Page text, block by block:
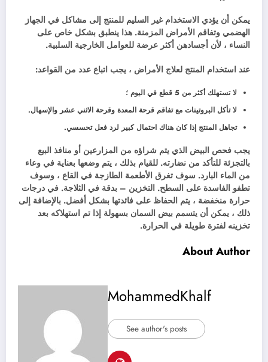
يمكن أن يؤدي الاستخدام غير السليم للمنتج إلى مشاكل في الجهاز
الهضمي وتفاقم الأمراض المزمنة. هذا ينطبق بشكل خاص على
النساء ، لأن أجسادهن أكثر عرضة للعوامل الخارجية السلبية.
عند استخدام المنتج لعلاج الأمراض ، يجب اتباع عدد من القواعد:
لا تستهلك أكثر من 5 قطع في اليوم ؛
لا تأكل البروتينات مع تفاقم قرحة المعدة وقرحة الاثني عشر والإسهال.
تجاهل المنتج إذا كان هناك احتمال كبير لرد فعل تحسسي.
يجب فحص البيض الذي يتم شراؤه من المزارعين أو منافذ البيع
بالتجزئة للتأكد من نضارته. للقيام بذلك ، يتم وضعها بعناية في وعاء
من الماء البارد. سوف تغرق الأطعمة الطازجة في القاع ، وسوف
تطفو الفاسدة على السطح. التخزين – بدقة في الثلاجة. في درجات
حرارة منخفضة ، يتم الحفاظ على فائدتها بشكل أفضل. بالإضافة إلى
ذلك ، يمكن أن يتسمم بيض السمان بسهولة إذا تم استهلاكه بعد
تخزينه لفترة طويلة في الحرارة.
About Author
MohammedKhalf
See author's posts